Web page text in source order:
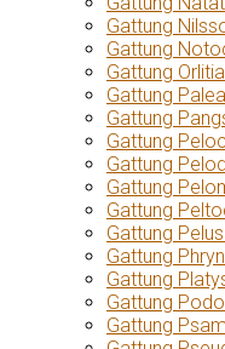
Gattung
Gattung
Gattung Orlitia
Gattung Palea
Gattung
Gattung
Gattung
Gattung
Gattung
Gattung
Gattung
Gattung
Gattung
Gattung